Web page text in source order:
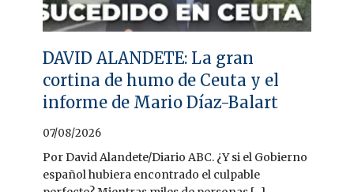
DAVID ALANDETE: La gran
cortina de humo de Ceuta y el
informe de Mario Díaz-Balart
07/08/2026
Por David Alandete/Diario ABC. ¿Y si el Gobierno
español hubiera encontrado el culpable